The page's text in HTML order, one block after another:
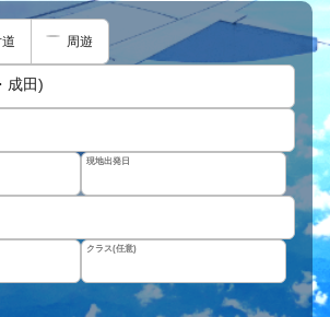
道 周遊
成田)
現地出発日
クラス(任意)